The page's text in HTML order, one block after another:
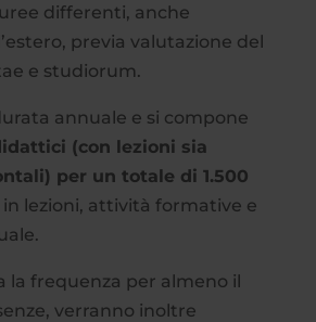
differenti, anche
previa valutazione del
e studiorum.
annuale e si compone
(con lezioni sia
per un totale di 1.500
in lezioni, attività formative e
la frequenza per almeno il
verranno inoltre